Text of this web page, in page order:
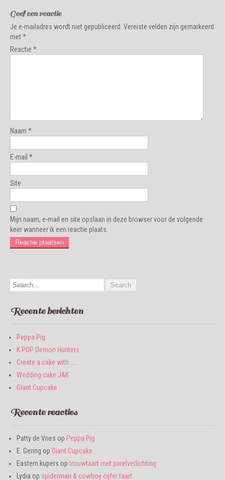
Geef een reactie
Je e-mailadres wordt niet gepubliceerd. Vereiste velden zijn gemarkeerd
met*
Reactie *
Naam *
E-mail *
Site
Mijn naam, e-mail en site opslaan in deze browser voor de volgende
keer wanneer ik een reactie plaats.
Recente berichten
Peppa Pig
K POP Demon Hunters
Create a cake with ….
Wedding cake J&K
Giant Cupcake
Recente reacties
Patty de Vries op Peppa Pig
E. Gering op Giant Cupcake
Eastern kupers optrouwtaart met parelverlichting
Lydia op spiderman & cowboy cijfer taart